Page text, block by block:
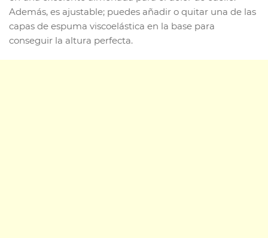
Además, es ajustable; puedes añadir o quitar una de las
capas de espuma viscoelástica en la base para
conseguir la altura perfecta.